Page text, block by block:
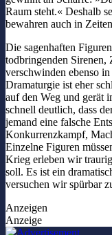
Raum steht.« Deshalb
bewahren auch in
Die sagenhaften
todbringenden
verschwinden ebenso
Dramaturgie ist eher
auf den Weg und gerät
schnell deutlich, dass
jemand eine falsche
Konkurrenzkampf,
Einzelne Figuren
Krieg erleben wir
soll. Es ist ein
versuchen wir spürbar
Anzeigen
Anzeige